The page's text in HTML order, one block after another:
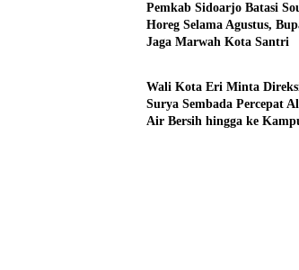
Pemkab Sidoarjo Batasi
Horeg Selama Agustus,
Jaga Marwah Kota Santri
Ekonomi
Wali Kota Eri Minta
Surya Sembada Percepat
Air Bersih hingga ke